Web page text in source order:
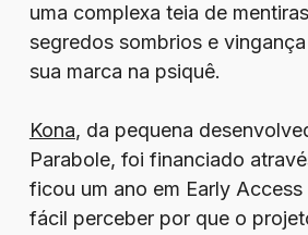
uma complexa teia de
segredos sombrios e
sua marca na psiquê.
Kona, da pequena
Parabole, foi financiado
ficou um ano em Early Access
fácil perceber por que o